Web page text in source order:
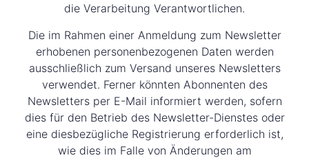
die Verarbeitung Verantwortlichen.
Die im Rahmen einer Anmeldung zum Newsletter
erhobenen personenbezogenen Daten werden
ausschließlich zum Versand unseres Newsletters
verwendet. Ferner könnten Abonnenten des
Newsletters per E-Mail informiert werden, sofern
dies für den Betrieb des Newsletter-Dienstes oder
eine diesbezügliche Registrierung erforderlich ist,
wie dies im Falle von Änderungen am